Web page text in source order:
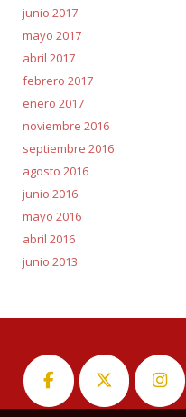
junio 2017
mayo 2017
abril 2017
febrero 2017
enero 2017
noviembre 2016
septiembre 2016
agosto 2016
junio 2016
mayo 2016
abril 2016
junio 2013